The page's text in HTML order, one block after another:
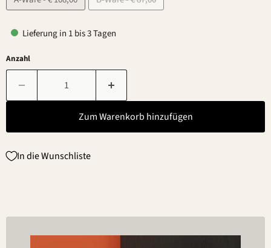
Lieferung in 1 bis 3 Tagen
Anzahl
Zum Warenkorb hinzufügen
In die Wunschliste